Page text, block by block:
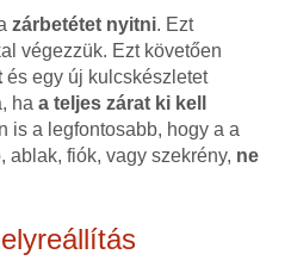
zárbetétet nyitni. Ezt
végezzük. Ezt követően
és egy új kulcskészletet
ha a teljes zárat ki kell
is a legfontosabb, hogy a a
ablak, fiók, vagy szekrény, ne